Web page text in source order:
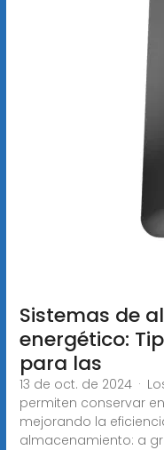
Sistemas de
energético:
para las
13 de oct. de 2024 ·
permiten conservar
mejorando la
almacenamiento: a